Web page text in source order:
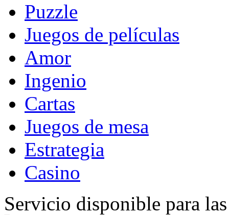
Puzzle
Juegos de películas
Amor
Ingenio
Cartas
Juegos de mesa
Estrategia
Casino
Servicio disponible para